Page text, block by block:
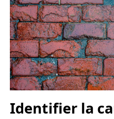
Identifier la